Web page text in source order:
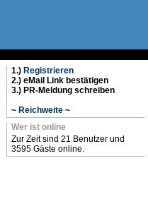
1.) Registrieren
2.) eMail Link bestätigen
3.) PR-Meldung schreiben
~ Reichweite ~
Wer ist online
Zur Zeit sind 21 Benutzer und
3595 Gäste online.